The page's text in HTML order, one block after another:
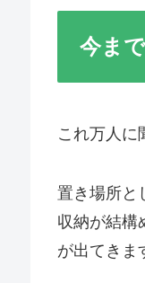
今ま
これ万人
置き場所と
収納が結構
が出てき